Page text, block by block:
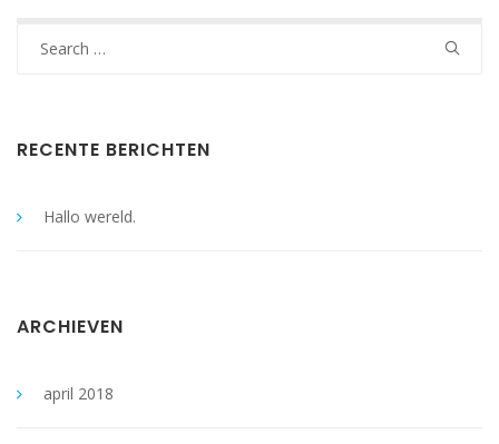
RECENTE BERICHTEN
Hallo wereld.
ARCHIEVEN
april 2018